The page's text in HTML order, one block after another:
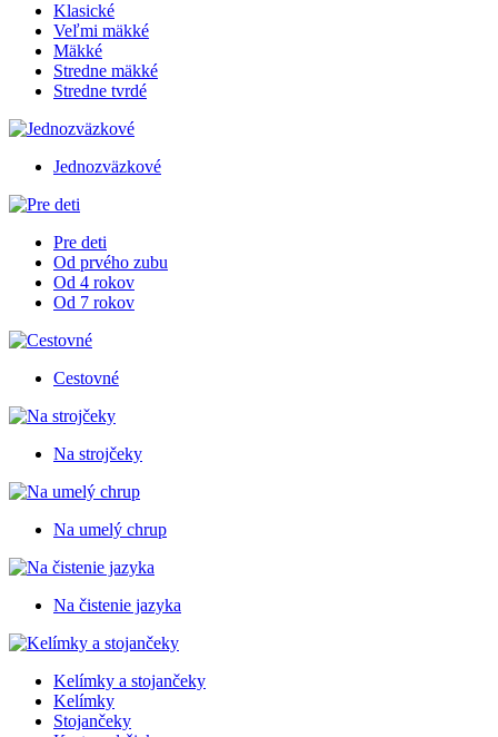
Klasické
Veľmi mäkké
Mäkké
Stredne mäkké
Stredne tvrdé
Jednozväzkové
Pre deti
Od prvého zubu
Od 4 rokov
Od 7 rokov
Cestovné
Na strojčeky
Na umelý chrup
Na čistenie jazyka
Kelímky a stojančeky
Kelímky
Stojančeky